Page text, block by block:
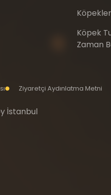
Köpek
Zaman
Ziyaretçi Aydınlatma Metni
İstanbul